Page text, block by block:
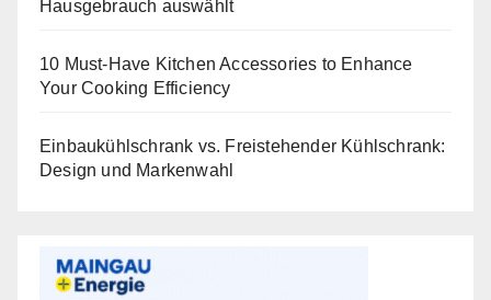
Hausgebrauch auswählt
10 Must-Have Kitchen Accessories to Enhance
Your Cooking Efficiency
Einbaukühlschrank vs. Freistehender Kühlschrank:
Design und Markenwahl